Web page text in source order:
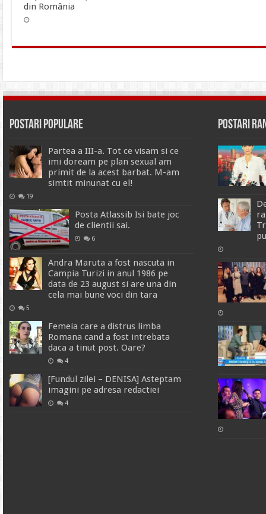
din România
Postari Populare
Partea a III-a. Tot ce visam si ce
imi doream pe plan sexual am
primit de la acest barbat. M-am
simtit minunat cu el!
19
Posta Atlassib Isi bate joc
de clientii sai.
6
Andra Maruta a fost nascuta in
Campia Turizi in anul 1986 pe
data de 23 august si are una din
cela mai bune voci din tara
5
Femeia care a distrus limba
Romana cand a fost intrebata
daca a tinut post. Oare?
4
[Fundul zilei – DENISA] Asteptam
imagini pe adresa redactiei
4
Postari